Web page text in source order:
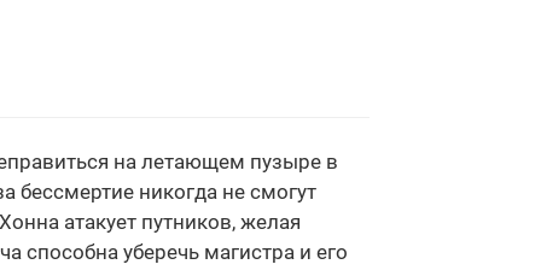
на летающем пузыре в
бессмертие никогда не смогут
атакует путников, желая
способна уберечь магистра и его